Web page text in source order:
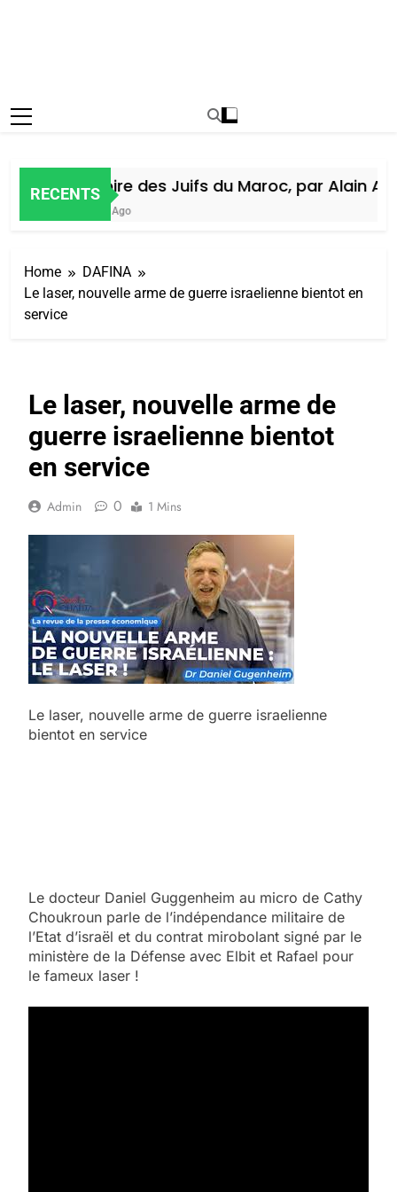
RECENTS
Histoire des Juifs du Maroc, par Alain
5 Jours Ago
Home
DAFINA
Le laser, nouvelle arme de guerre israelienne bientot en
service
Le laser, nouvelle arme de
guerre israelienne bientot
en service
Admin 0 1 Mins
Le laser, nouvelle arme de guerre israelienne
bientot en service
Le docteur Daniel Guggenheim au micro de Cathy
Choukroun parle de l’indépendance militaire de
l’Etat d’israël et du contrat mirobolant signé par le
ministère de la Défense avec Elbit et Rafael pour
le fameux laser !